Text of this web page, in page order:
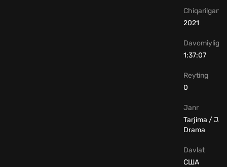
Chiqarilgan
2021
Janr
Tarjima /
Drama
Davomiyligi
1:37:07
Davlat
США
Reyting
0